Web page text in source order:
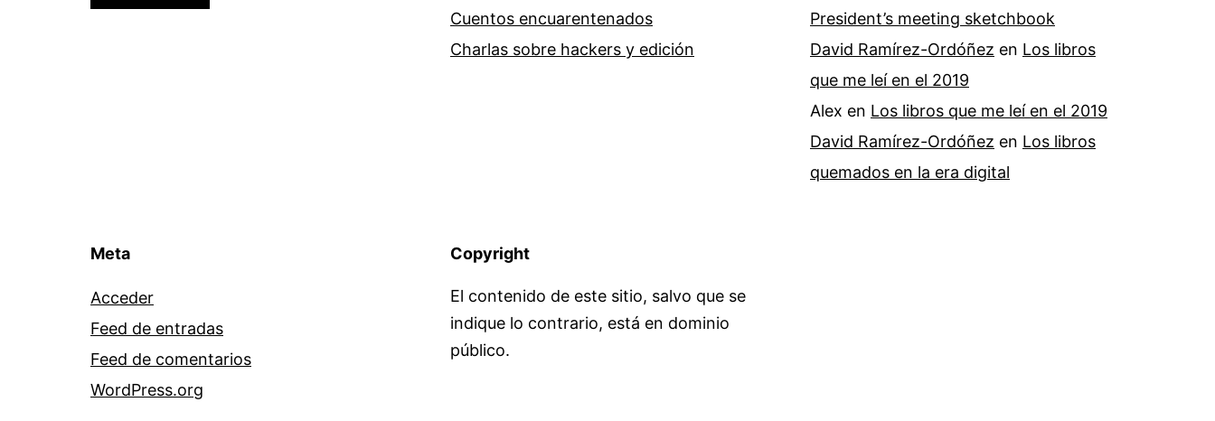
Cuentos encuarentenados
Charlas sobre hackers y edición
President’s meeting sketchbook
David Ramírez-Ordóñez en Los libros
que me leí en el 2019
Alex en Los libros que me leí en el 2019
David Ramírez-Ordóñez en Los libros
quemados en la era digital
Meta
Acceder
Feed de entradas
Feed de comentarios
WordPress.org
Copyright
El contenido de este sitio, salvo que se
indique lo contrario, está en dominio
público.